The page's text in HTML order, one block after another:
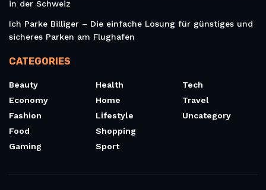
in der Schweiz
Ich Parke Billiger – Die einfache Lösung für günstiges und
sicheres Parken am Flughafen
CATEGORIES
Beauty
Economy
Fashion
Food
Gaming
Health
Home
Lifestyle
Shopping
Sport
Tech
Travel
Uncategory